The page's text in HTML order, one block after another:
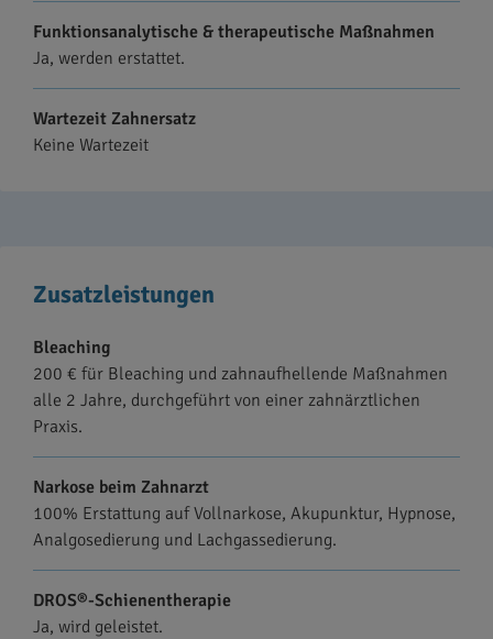
Funktionsanalytische & therapeutische Maßnahmen
Ja, werden erstattet.
Wartezeit Zahnersatz
Keine Wartezeit
Zusatzleistungen
Bleaching
200 € für Bleaching und zahnaufhellende Maßnahmen
alle 2 Jahre, durchgeführt von einer zahnärztlichen
Praxis.
Narkose beim Zahnarzt
100% Erstattung auf Vollnarkose, Akupunktur, Hypnose,
Analgosedierung und Lachgassedierung.
DROS®-Schienentherapie
Ja, wird geleistet.